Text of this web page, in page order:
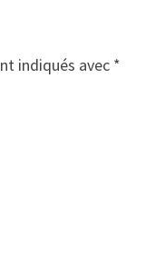
indiqués avec *